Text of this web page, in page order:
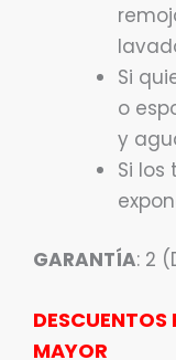
Si
o
y
Si los
GARANTÍA: 2
DESCUENTOS
MAYOR